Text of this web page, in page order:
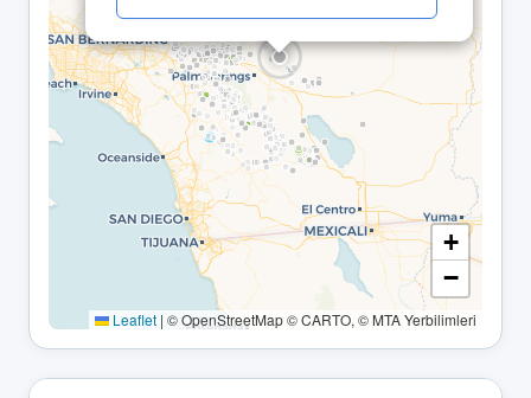
+
−
Leaflet | © OpenStreetMap © CARTO, © MTA Yerbilimleri